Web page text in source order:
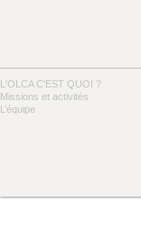
L'OLCA C'EST QUOI ?
Missions et activités
L’équipe